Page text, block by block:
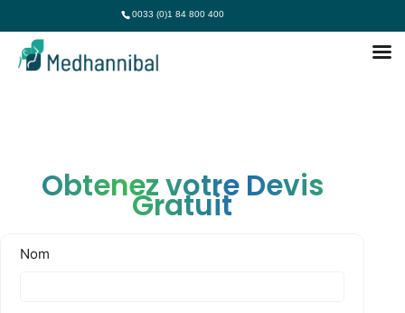
0033 (0)1 84 800 400
Obtenez votre Devis
Gratuit